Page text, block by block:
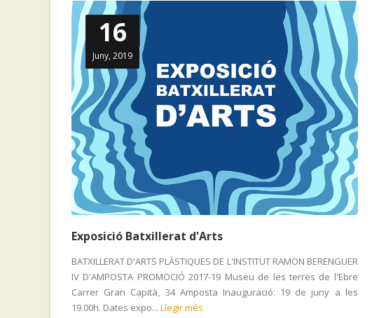
16
Juny, 2019
Exposició Batxillerat d'Arts
BATXILLERAT D'ARTS PLÀSTIQUES DE L'INSTITUT RAMON BERENGUER
IV D'AMPOSTA PROMOCIÓ 2017-19 Museu de les terres de l'Ebre
Carrer Gran Capità, 34 Amposta Inauguració: 19 de juny a les
19.00h. Dates expo... Llegir més